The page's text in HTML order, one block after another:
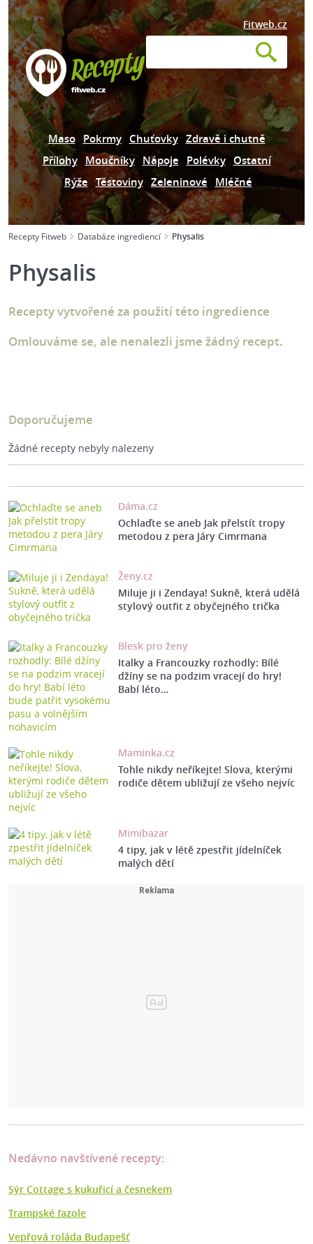
Fitweb.cz
Maso Pokrmy Chuťovky Zdravě i chutně
Přílohy Moučníky Nápoje Polévky Ostatní
Rýže Těstoviny Zeleninové Mléčné
Recepty Fitweb Databáze ingrediencí Physalis
Physalis
Recepty vytvořené za použití této ingredience
Omlouváme se, ale nenalezli jsme žádný recept.
Doporučujeme
Žádné recepty nebyly nalezeny
Dáma.cz
Ochlaďte se aneb Jak přelstít tropy
metodou z pera Járy Cimrmana
Ženy.cz
Miluje ji i Zendaya! Sukně, která udělá
stylový outfit z obyčejného trička
Blesk pro ženy
Italky a Francouzky rozhodly: Bílé
džíny se na podzim vracejí do hry!
Babí léto…
Maminka.cz
Tohle nikdy neříkejte! Slova, kterými
rodiče dětem ubližují ze všeho nejvíc
Mimibazar
4 tipy, jak v létě zpestřit jídelníček
malých dětí
Nedávno navštívené recepty:
Sýr Cottage s kukuřicí a česnekem
Trampské fazole
Vepřová roláda Budapešť